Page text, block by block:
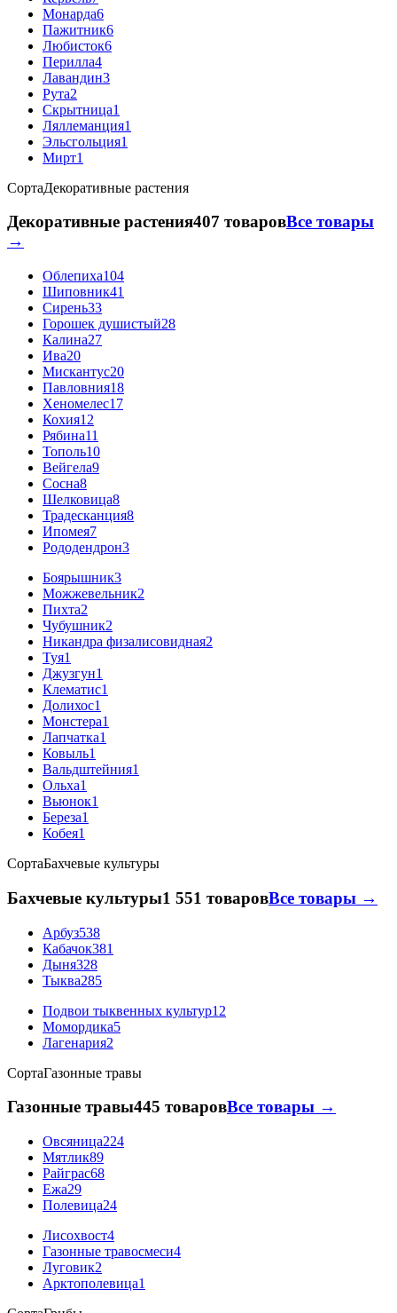
Монарда6
Пажитник6
Любисток6
Перилла4
Лавандин3
Рута2
Скрытница1
Ляллеманция1
Эльсгольция1
Мирт1
СортаДекоративные растения
Декоративные растения407 товаровВсе товары
→
Облепиха104
Шиповник41
Сирень33
Горошек душистый28
Калина27
Ива20
Мискантус20
Павловния18
Хеномелес17
Кохия12
Рябина11
Тополь10
Вейгела9
Сосна8
Шелковица8
Традесканция8
Ипомея7
Рододендрон3
Боярышник3
Можжевельник2
Пихта2
Чубушник2
Никандра физалисовидная2
Туя1
Джузгун1
Клематис1
Долихос1
Монстера1
Лапчатка1
Ковыль1
Вальдштейния1
Ольха1
Вьюнок1
Береза1
Кобея1
СортаБахчевые культуры
Бахчевые культуры1 551 товаровВсе товары →
Арбуз538
Кабачок381
Дыня328
Тыква285
Подвои тыквенных культур12
Момордика5
Лагенария2
СортаГазонные травы
Газонные травы445 товаровВсе товары →
Овсяница224
Мятлик89
Райграс68
Ежа29
Полевица24
Лисохвост4
Газонные травосмеси4
Луговик2
Арктополевица1